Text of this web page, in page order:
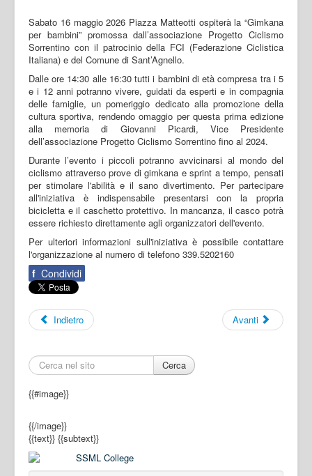
Sabato 16 maggio 2026 Piazza Matteotti ospiterà la “Gimkana
per bambini” promossa dall’associazione Progetto Ciclismo
Sorrentino con il patrocinio della FCI (Federazione Ciclistica
Italiana) e del Comune di Sant’Agnello.
Dalle ore 14:30 alle 16:30 tutti i bambini di età compresa tra i 5
e i 12 anni potranno vivere, guidati da esperti e in compagnia
delle famiglie, un pomeriggio dedicato alla promozione della
cultura sportiva, rendendo omaggio per questa prima edizione
alla memoria di Giovanni Picardi, Vice Presidente
dell’associazione Progetto Ciclismo Sorrentino fino al 2024.
Durante l’evento i piccoli potranno avvicinarsi al mondo del
ciclismo attraverso prove di gimkana e sprint a tempo, pensati
per stimolare l'abilità e il sano divertimento. Per partecipare
all'iniziativa è indispensabile presentarsi con la propria
bicicletta e il caschetto protettivo. In mancanza, il casco potrà
essere richiesto direttamente agli organizzatori dell'evento.
Per ulteriori informazioni sull'iniziativa è possibile contattare
l'organizzazione al numero di telefono 339.5202160
f Condividi
Indietro Avanti
Cerca
{{#image}}
{{/image}}
{{text}} {{subtext}}